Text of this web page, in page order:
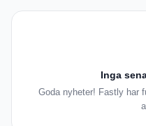
Inga
Goda nyheter! Fastly har